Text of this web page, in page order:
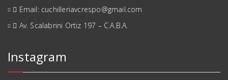
Email: cuchilleriavcrespo@gmail.com
Av. Scalabrini Ortiz 197 – C.A.B.A.
Instagram